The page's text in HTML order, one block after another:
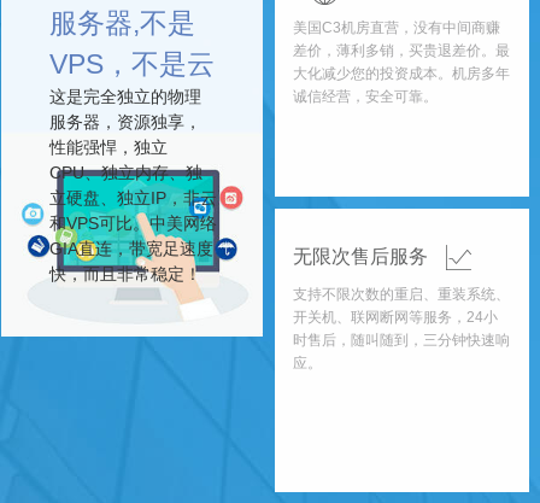
服务器,不是
VPS，不是云
这是完全独立的物理
服务器，资源独享，
性能强悍，独立
CPU、独立内存、独
立硬盘、独立IP，非云
和VPS可比。中美网络
GIA直连，带宽足速度
快，而且非常稳定！
美国C3机房直营，没有中间商赚
差价，薄利多销，买贵退差价。最
大化减少您的投资成本。机房多年
诚信经营，安全可靠。
无限次售后服务
支持不限次数的重启、重装系统、
开关机、联网断网等服务，24小
时售后，随叫随到，三分钟快速响
应。